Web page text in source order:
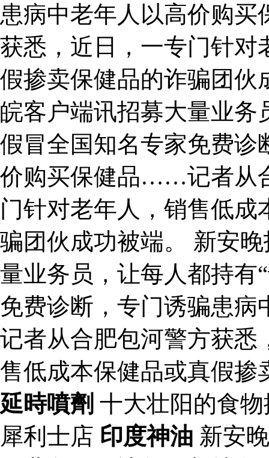
患病中老年人以高价购
获悉，近日，一专门针对
假掺卖保健品的诈骗团伙
皖客户端讯招募大量业务
假冒全国知名专家免费诊
价购买保健品……记者从
门针对老年人，销售低
骗团伙成功被端。 新安
量业务员，让每人都持有
免费诊断，专门诱骗患
记者从合肥包河警方获悉
售低成本保健品或真假掺
延時噴劑 十大壮阳的食
犀利士店 印度神油 新安